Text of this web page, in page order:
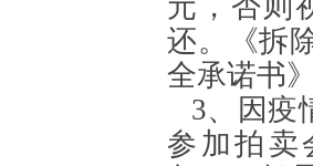
元，否则
还。《拆
全承诺书
3、因疫
参加拍卖